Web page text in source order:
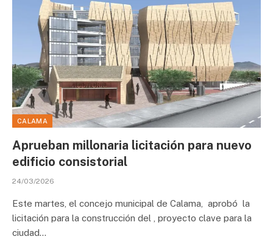
CALAMA
Aprueban millonaria licitación para nuevo
edificio consistorial
24/03/2026
Este martes, el concejo municipal de Calama, aprobó la
licitación para la construcción del , proyecto clave para la
ciudad…